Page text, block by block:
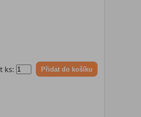
ks: Přidat do košíku